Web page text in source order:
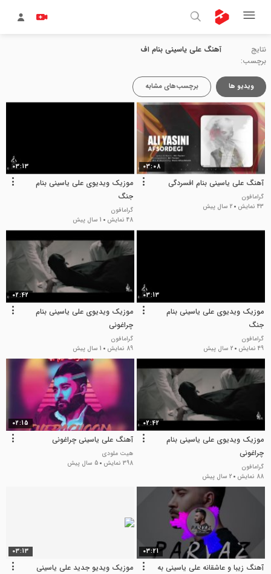
نتایج
برچسب:
آهنگ علی یاسینی بنام اف
ویدیو ها برچسب‌های مشابه
03:08
آهنگ علی یاسینی بنام افسردگی
گرامافون
43 نمایش
2 سال پیش
03:13
موزیک ویدیوی علی یاسینی بنام
جنگ
گرامافون
48 نمایش
1 سال پیش
03:13
موزیک ویدیوی علی یاسینی بنام
جنگ
گرامافون
49 نمایش
2 سال پیش
02:42
موزیک ویدیوی علی یاسینی بنام
چراغونی
گرامافون
89 نمایش
1 سال پیش
02:42
موزیک ویدیوی علی یاسینی بنام
چراغونی
گرامافون
88 نمایش
2 سال پیش
02:15
آهنگ علی یاسینی چراغونی
هیت ملودی
398 نمایش
5 سال پیش
03:21
آهنگ زیبا و عاشقانه علی یاسینی به
03:13
موزیک ویدیو جدید علی یاسینی